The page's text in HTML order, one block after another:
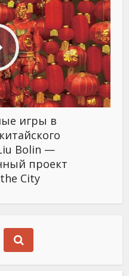
игры в
Bolin —
проект
City